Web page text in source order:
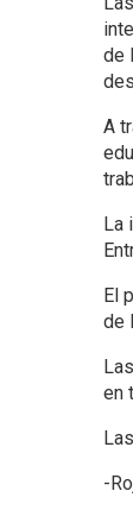
de
A
La
El
de
en
-